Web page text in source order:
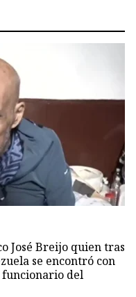
José Breijo quien tras
se encontró con
funcionario del